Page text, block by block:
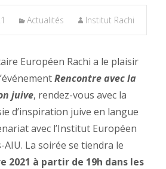
Actualités Institut Rachi
Européen Rachi a le plaisir
Rencontre avec la
juive, rendez-vous avec la
d’inspiration juive en langue
avec l’Institut Européen
AIU. La soirée se tiendra le
2021 à partir de 19h dans les